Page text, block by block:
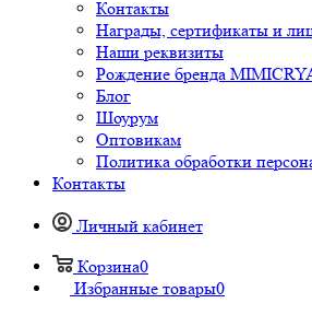
Контакты
Награды, сертификаты и
Наши реквизиты
Рождение бренда
Блог
Шоурум
Оптовикам
Политика обработки
Контакты
Личный кабинет
Корзина0
Избранные товары0